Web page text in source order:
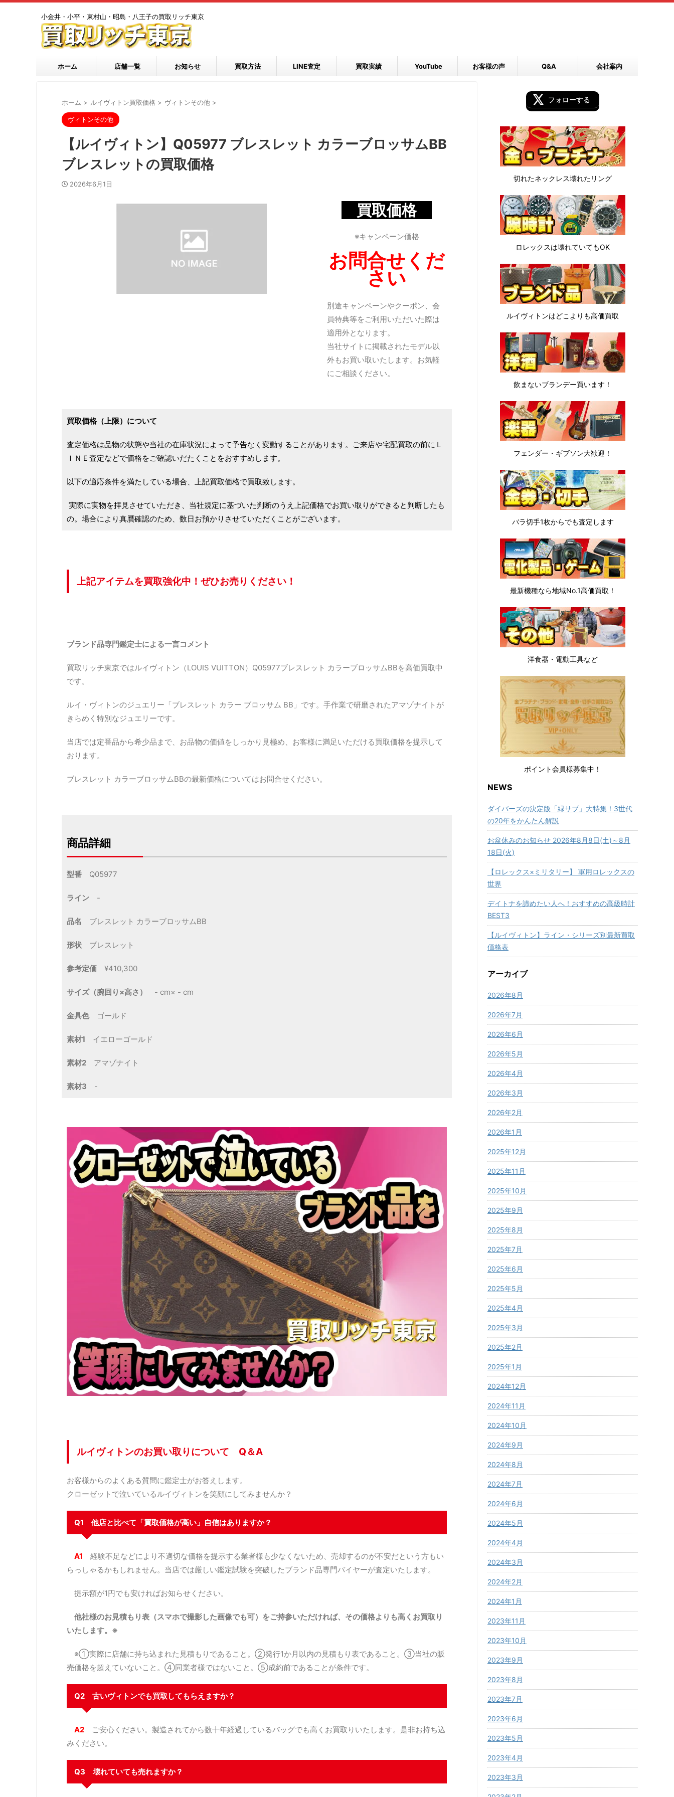
小金井・小平・東村山・昭島・八王子の買取リッチ東京
ホーム 店舗一覧 お知らせ 買取方法 LINE査定 買取実績 YouTube お客様の声 Q&A 会社案内
ホーム > ルイヴィトン買取価格 > ヴィトンその他 >
ヴィトンその他
【ルイヴィトン】Q05977 ブレスレット カラーブロッサムBB
ブレスレットの買取価格
2026年6月1日
買取価格
※キャンペーン価格
お問合せくだ
さい
別途キャンペーンやクーポン、会
員特典等をご利用いただいた際は
適用外となります。
当社サイトに掲載されたモデル以
外もお買い取いたします。お気軽
にご相談ください。
買取価格（上限）について
査定価格は品物の状態や当社の在庫状況によって予告なく変動することがあります。ご来店や宅配買取の前にＬ
ＩＮＥ査定などで価格をご確認いだたくことをおすすめします。
以下の適応条件を満たしている場合、上記買取価格で買取致します。
実際に実物を拝見させていただき、当社規定に基づいた判断のうえ上記価格でお買い取りができると判断したも
の。場合により真贋確認のため、数日お預かりさせていただくことがございます。
上記アイテムを買取強化中！ぜひお売りください！
ブランド品専門鑑定士による一言コメント
買取リッチ東京ではルイヴィトン（LOUIS VUITTON）Q05977ブレスレット カラーブロッサムBBを高価買取中
です。
ルイ・ヴィトンのジュエリー「ブレスレット カラー ブロッサム BB」です。手作業で研磨されたアマゾナイトが
きらめく特別なジュエリーです。
当店では定番品から希少品まで、お品物の価値をしっかり見極め、お客様に満足いただける買取価格を提示して
おります。
ブレスレット カラーブロッサムBBの最新価格についてはお問合せください。
商品詳細
型番 Q05977
ライン -
品名 ブレスレット カラーブロッサムBB
形状 ブレスレット
参考定価 ¥410,300
サイズ（腕回り×高さ） - cm× - cm
金具色ゴールド
素材1 イエローゴールド
素材2 アマゾナイト
素材3 -
ルイヴィトンのお買い取りについて Q＆A
お客様からのよくある質問に鑑定士がお答えします。
クローゼットで泣いているルイヴィトンを笑顔にしてみませんか？
Q1 他店と比べて「買取価格が高い」自信はありますか？
A1 経験不足などにより不適切な価格を提示する業者様も少なくないため、売却するのが不安だという方もい
らっしゃるかもしれません。当店では厳しい鑑定試験を突破したブランド品専門バイヤーが査定いたします。
提示額が1円でも安ければお知らせください。
他社様のお見積もり表（スマホで撮影した画像でも可）をご持参いただければ、その価格よりも高くお買取り
いたします。※
※①実際に店舗に持ち込まれた見積もりであること。②発行1か月以内の見積もり表であること。③当社の販
売価格を超えていないこと。④同業者様ではないこと。⑤成約前であることが条件です。
Q2 古いヴィトンでも買取してもらえますか？
A2 ご安心ください。製造されてから数十年経過しているバッグでも高くお買取りいたします。是非お持ち込
みください。
Q3 壊れていても売れますか？
フォローする
切れたネックレス壊れたリング
ロレックスは壊れていてもOK
ルイヴィトンはどこよりも高価買取
飲まないブランデー買います！
フェンダー・ギブソン大歓迎！
バラ切手1枚からでも査定します
最新機種なら地域No.1高価買取！
洋食器・電動工具など
ポイント会員様募集中！
NEWS
ダイバーズの決定版「緑サブ」大特集！3世代
の20年をかんたん解説
お盆休みのお知らせ 2026年8月8日(土)～8月
18日(火)
【ロレックス×ミリタリー】 軍用ロレックスの
世界
デイトナを諦めたい人へ！おすすめの高級時計
BEST3
【ルイヴィトン】ライン・シリーズ別最新買取
価格表
アーカイブ
2026年8月
2026年7月
2026年6月
2026年5月
2026年4月
2026年3月
2026年2月
2026年1月
2025年12月
2025年11月
2025年10月
2025年9月
2025年8月
2025年7月
2025年6月
2025年5月
2025年4月
2025年3月
2025年2月
2025年1月
2024年12月
2024年11月
2024年10月
2024年9月
2024年8月
2024年7月
2024年6月
2024年5月
2024年4月
2024年3月
2024年2月
2024年1月
2023年11月
2023年10月
2023年9月
2023年8月
2023年7月
2023年6月
2023年5月
2023年4月
2023年3月